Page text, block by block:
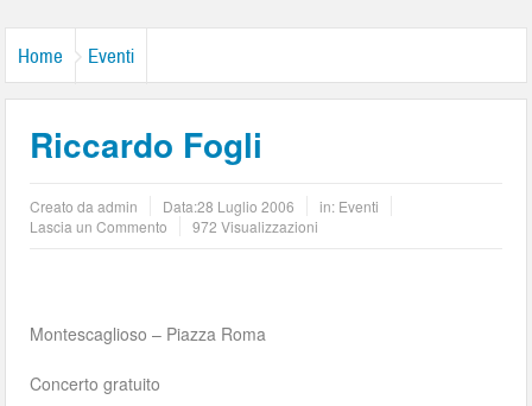
Home Eventi
Riccardo Fogli
Creato daadmin Data:28 Luglio 2006 in: Eventi
Lascia un Commento
972 Visualizzazioni
Montescaglioso – Piazza Roma
Concerto gratuito